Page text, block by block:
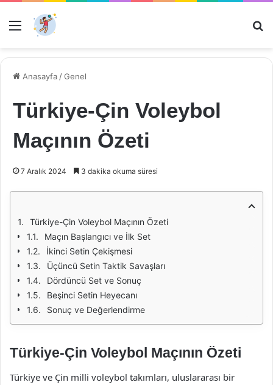
Menü
Anasayfa /Genel
Türkiye-Çin Voleybol
Maçının Özeti
7 Aralık 2024 3 dakika okuma süresi
Türkiye-Çin Voleybol Maçının Özeti
Maçın Başlangıcı ve İlk Set
İkinci Setin Çekişmesi
Üçüncü Setin Taktik Savaşları
Dördüncü Set ve Sonuç
Beşinci Setin Heyecanı
Sonuç ve Değerlendirme
Türkiye-Çin Voleybol Maçının Özeti
Türkiye ve Çin milli voleybol takımları, uluslararası bir